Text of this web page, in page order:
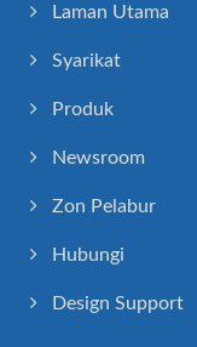
Laman Utama
Syarikat
Produk
Newsroom
Zon Pelabur
Hubungi
Design Support